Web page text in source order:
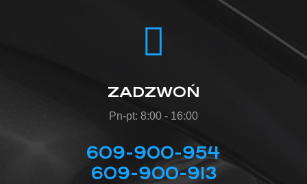
ZADZWOŃ
Pn-pt: 8:00 - 16:00
609-900-954
609-900-913